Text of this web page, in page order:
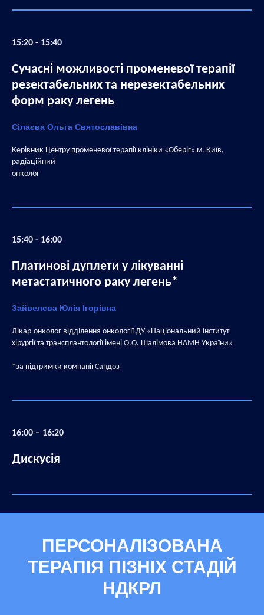
15:20 - 15:40
Сучасні можливості променевої терапії
резектабельних та нерезектабельних
форм раку легень
Сілаєва Ольга Святославівна
Керівник Центру променевої терапії клініки «Оберіг» м. Київ,
радіаційний
онколог
15:40 - 16:00
Платинові дуплети у лікуванні
метастатичного раку легень*
Зайвелєва Юлія Ігорівна
Лікар-онколог відділення онкології ДУ «Національний інститут
хірургії та трансплантології імені О.О. Шалімова НАМН України»
*за підтримки компанії Сандоз
16:00 – 16:20
Дискусія
ПЕРСОНАЛІЗОВАНА
ТЕРАПІЯ ПІЗНІХ СТАДІЙ
НДКРЛ